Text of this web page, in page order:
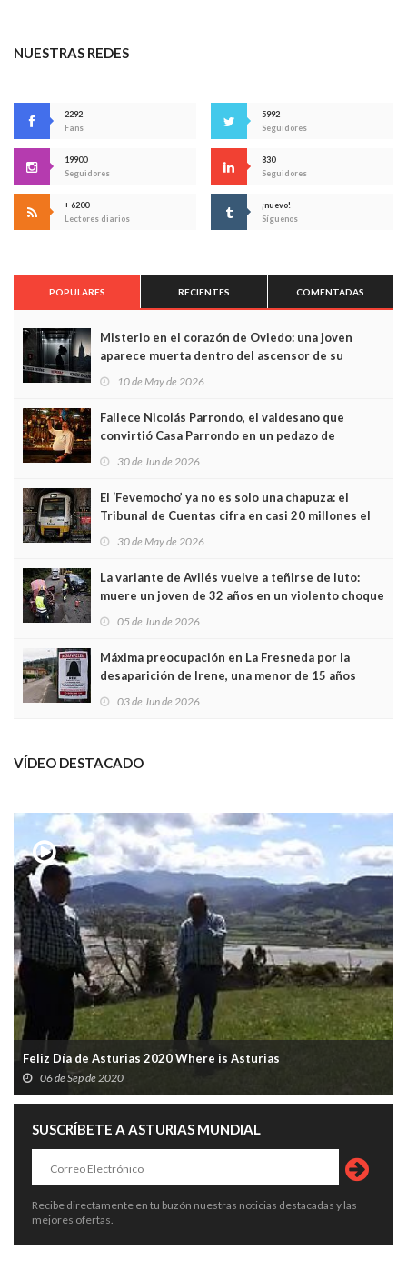
NUESTRAS REDES
2292
Fans
5992
Seguidores
19900
Seguidores
830
Seguidores
+ 6200
Lectores diarios
¡nuevo!
Síguenos
POPULARES RECIENTES COMENTADAS
Misterio en el corazón de Oviedo: una joven
aparece muerta dentro del ascensor de su
edificio y las cámaras captan sus últimos minutos
10 de May de 2026
Fallece Nicolás Parrondo, el valdesano que
convirtió Casa Parrondo en un pedazo de
Asturias en Madrid
30 de Jun de 2026
El ‘Fevemocho’ ya no es solo una chapuza: el
Tribunal de Cuentas cifra en casi 20 millones el
sobrecoste de los trenes que no cabían por los
30 de May de 2026
La variante de Avilés vuelve a teñirse de luto:
muere un joven de 32 años en un violento choque
frontal
05 de Jun de 2026
Máxima preocupación en La Fresneda por la
desaparición de Irene, una menor de 15 años
03 de Jun de 2026
VÍDEO DESTACADO
Feliz Día de Asturias 2020 Where is Asturias
06 de Sep de 2020
SUSCRÍBETE A ASTURIAS MUNDIAL
Recibe directamente en tu buzón nuestras noticias destacadas y las
mejores ofertas.